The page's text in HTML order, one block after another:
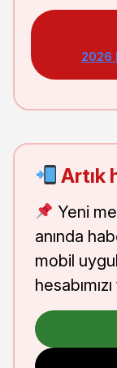
2026
Artık
Yeni
anında
mobil